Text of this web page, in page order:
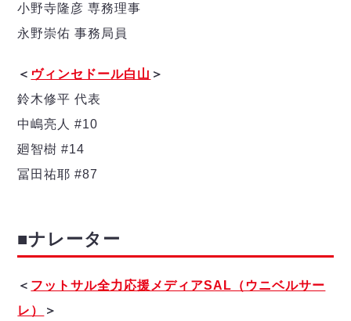
小野寺隆彦 専務理事
永野崇佑 事務局員
＜ ヴィンセドール白山 ＞
鈴木修平 代表
中嶋亮人 #10
廻智樹 #14
冨田祐耶 #87
■ナレーター
＜ フットサル全力応援メディアSAL（ウニベルサー
レ）
＞